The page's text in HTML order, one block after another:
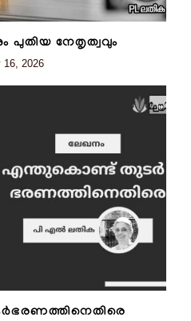
പുതിയ നേതൃത്വവും
16, 2026